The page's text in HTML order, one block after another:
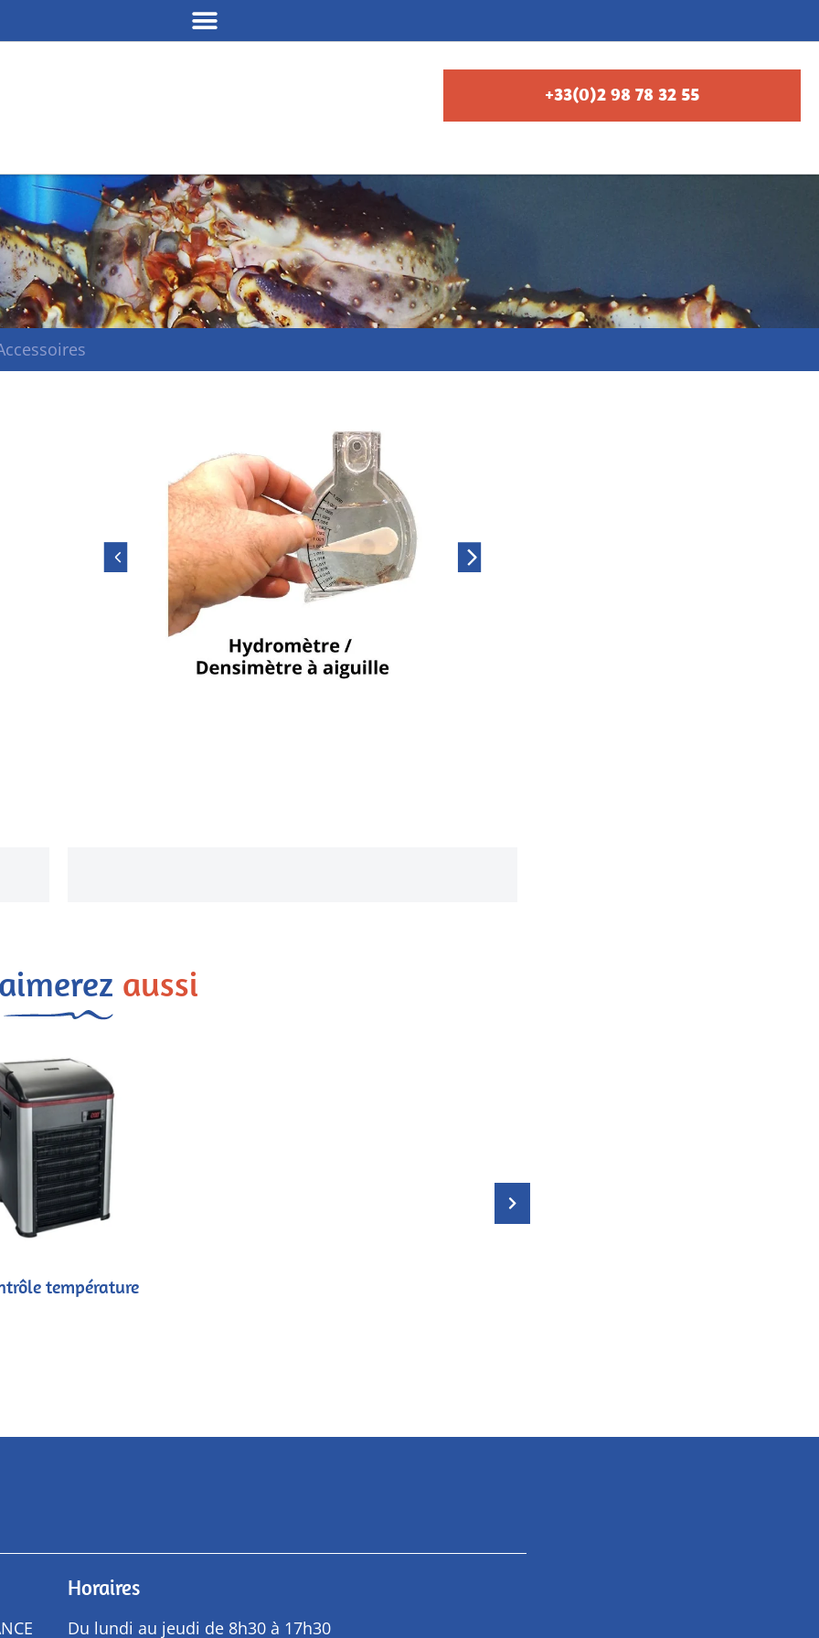
+33(0)2 98 78 32 55
aussi
température
Horaires
Du lundi au jeudi de 8h30 à 17h30